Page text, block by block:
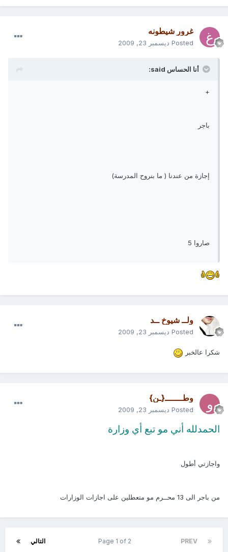
غرور شيطونه
Posted ديسمبر 23, 2009
أنا الحساس said:
+
باجر
إجازة من عندنا ( ما بنروح المدرسة)
صاروا 5
ولــ شيوخ ــد
Posted ديسمبر 23, 2009
شكرا عالخبر
وطـــــــ{ـن}
Posted ديسمبر 23, 2009
الحمدلله أني مو تبع أي وزارة
واجازتي أطول
من باجر الى 13 محــرم مو متعطلين على اجازات الوزارات
PREV التالي Page 1 of 2